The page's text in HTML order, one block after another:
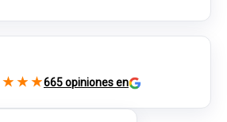
★ ★ ★665 opiniones en